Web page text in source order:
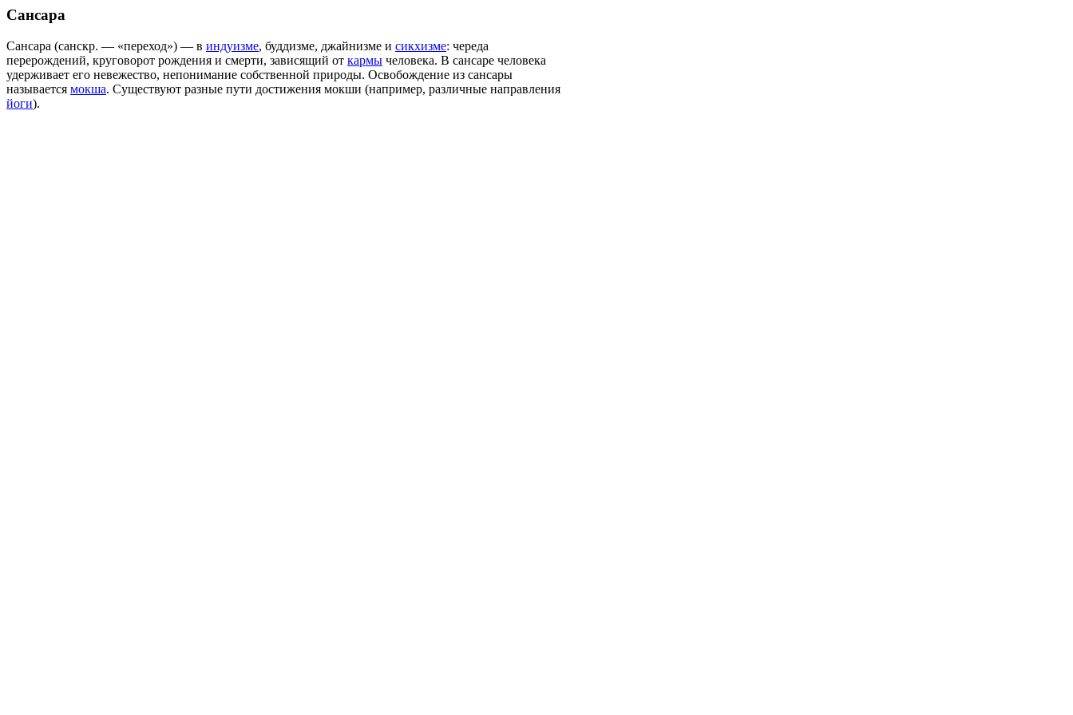
Сансара
Сансара (санскр. — «переход») — в индуизме, буддизме, джайнизме и сикхизме: череда
перерождений, круговорот рождения и смерти, зависящий от кармы человека. В сансаре человека
удерживает его невежество, непонимание собственной природы. Освобождение из сансары
называется мокша. Существуют разные пути достижения мокши (например, различные направления
йоги).